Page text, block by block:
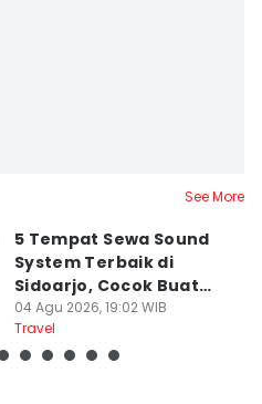
See More
5 Tempat Sewa Sound
System Terbaik di
Sidoarjo, Cocok Buat
Agustusan
04 Agu 2026, 19:02 WIB
Travel